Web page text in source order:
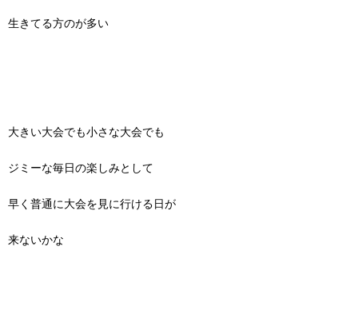
生きてる方のが多い
大きい大会でも小さな大会でも
ジミーな毎日の楽しみとして
早く普通に大会を見に行ける日が
来ないかな